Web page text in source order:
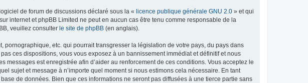
de forum de discussions déclaré sous la « licence publique générale GNU 2.0 » et qui
internet et phpBB Limited ne peut en aucun cas être tenu comme responsable de la
veuillez consulter le site de phpBB (en anglais).
etc. qui pourrait transgresser la législation de votre pays, du pays dans
ces dispositions, vous vous exposez à un bannissement immédiat et définitif et nous
messages est enregistrée afin d’aider au renforcement de ces conditions. Vous acceptez le
sujet et message à n’importe quel moment si nous estimons cela nécessaire. En tant
de données. Bien que ces informations ne seront pas diffusées à une tierce partie sans